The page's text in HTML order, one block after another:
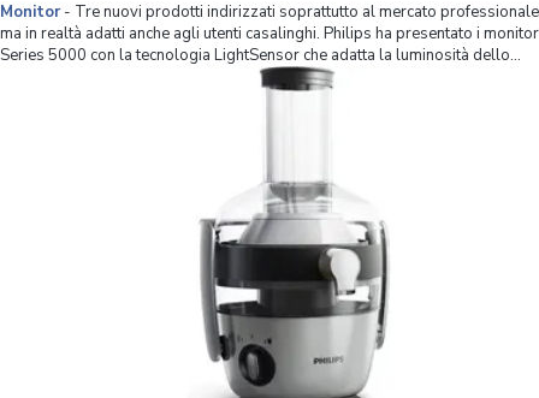
Monitor- Tre nuovi prodotti indirizzati soprattutto al mercato professionale
ma in realtà adatti anche agli utenti casalinghi. Philips ha presentato i monitor
Series 5000 con la tecnologia LightSensor che adatta la luminosità dello
schermo a seconda della luce dell’ambiente e con la tecnologia PowerSens